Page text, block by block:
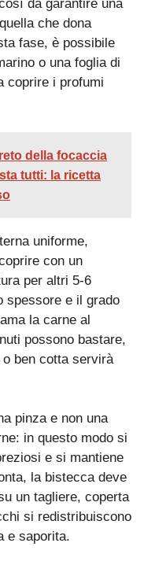
da garantire una
che dona
fase, è possibile
o una foglia di
coprire i profumi
della focaccia
tutti: la ricetta
uniforme,
con un
per altri 5-6
spessore e il grado
la carne al
possono bastare,
ben cotta servirà
pinza e non una
in questo modo si
e si mantiene
la bistecca deve
un tagliere, coperta
si redistribuiscono
e saporita.